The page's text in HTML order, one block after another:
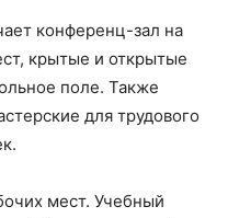
конференц-зал на
крытые и открытые
поле. Также
для трудового
мест. Учебный